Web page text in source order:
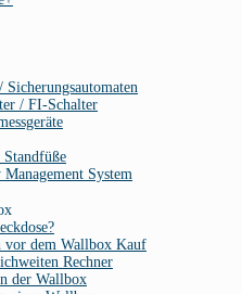
Sicherungsautomaten
/ FI-Schalter
System
vor dem Wallbox Kauf
Rechner
der Wallbox